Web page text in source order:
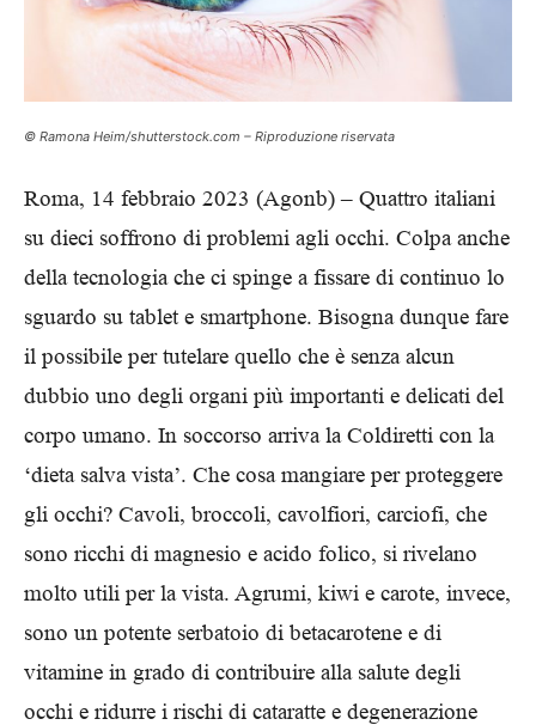
© Ramona Heim/shutterstock.com – Riproduzione riservata
Roma, 14 febbraio 2023 (Agonb) – Quattro italiani
su dieci soffrono di problemi agli occhi. Colpa anche
della tecnologia che ci spinge a fissare di continuo lo
sguardo su tablet e smartphone. Bisogna dunque fare
il possibile per tutelare quello che è senza alcun
dubbio uno degli organi più importanti e delicati del
corpo umano. In soccorso arriva la Coldiretti con la
‘dieta salva vista’. Che cosa mangiare per proteggere
gli occhi? Cavoli, broccoli, cavolfiori, carciofi, che
sono ricchi di magnesio e acido folico, si rivelano
molto utili per la vista. Agrumi, kiwi e carote, invece,
sono un potente serbatoio di betacarotene e di
vitamine in grado di contribuire alla salute degli
occhi e ridurre i rischi di cataratte e degenerazione